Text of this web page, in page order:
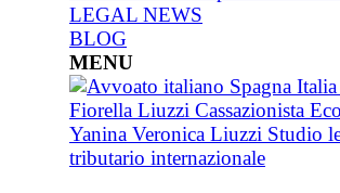
LEGAL NEWS
BLOG
MENU